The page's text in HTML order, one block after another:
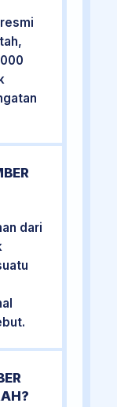
dari